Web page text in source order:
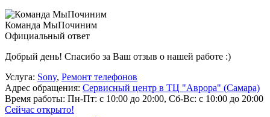
Команда МыПочиним
Официальный ответ
Добрый день! Спасибо за Ваш отзыв о нашей работе :)
Услуга: Sony, Ремонт телефонов
Адрес обращения: Сервисный центр в ТЦ "Аврора" (Самара)
Время работы: Пн-Пт: с 10:00 до 20:00, Сб-Вс: с 10:00 до 20:00
Сейчас открыто!